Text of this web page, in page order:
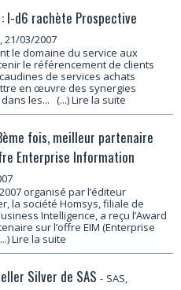
I-d6 rachète Prospective
, 21/03/2007
le domaine du service aux
le référencement de clients
de services achats
en œuvre des synergies
les... (...) Lire la suite
fois, meilleur partenaire
Enterprise Information
organisé par l’éditeur
la société Homsys, filiale de
Intelligence, a reçu l’Award
sur l’offre EIM (Enterprise
Lire la suite
Silver de SAS - SAS,